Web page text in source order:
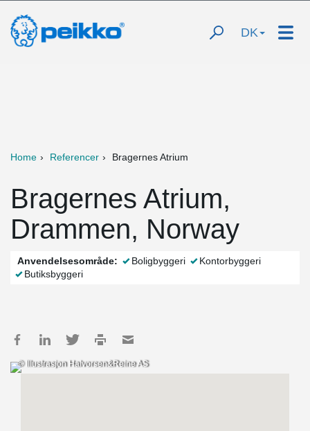
DK
Home Referencer Bragernes Atrium
Bragernes Atrium,
Drammen, Norway
Anvendelsesområde: Boligbyggeri
Kontorbyggeri
Butiksbyggeri
© Illustrasjon Halvorsen&Reine AS